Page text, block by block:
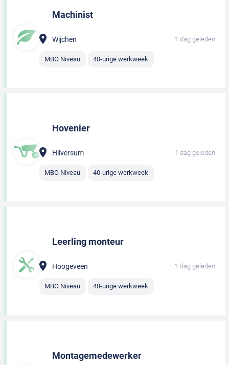
Machinist
Wijchen 1 dag geleden
MBO Niveau 40-urige werkweek
Hovenier
Hilversum 1 dag geleden
MBO Niveau 40-urige werkweek
Leerling monteur
Hoogeveen 1 dag geleden
MBO Niveau 40-urige werkweek
Montagemedewerker